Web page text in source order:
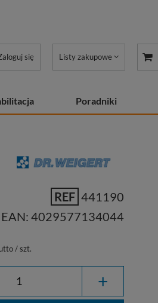
się Listy zakupowe
Poradniki
REF 441190
EAN: 4029577134044
/szt.
+